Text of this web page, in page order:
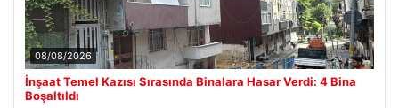
08/08/2026
İnşaat Temel Kazısı Sırasında Binalara Hasar Verdi: 4 Bina
Boşaltıldı